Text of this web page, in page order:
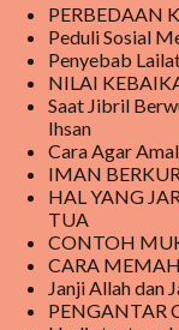
menerima MAKANAN
penasaran menanti
Program Makanan
publik karena
beres pada makanan
berdampak buruk
pada akhirnya di
jatuh sakit sehingga
yang disalurkan dari
PERBEDAAN
Peduli Sosial
Penyebab
NILAI
Saat Jibril
Ihsan
Cara Agar
IMAN
HAL YANG
TUA
CONTOH
CARA
Janji Allah dan
PENGANTAR